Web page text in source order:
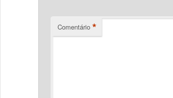
Comentário *